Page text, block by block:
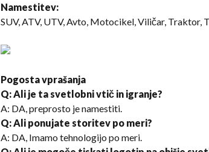
Namestitev:
SUV, ATV, UTV, Avto, Motocikel, Viličar, Traktor,
Pogosta vprašanja
Q: Ali je ta svetlobni vtič in igranje?
A: DA, preprosto je namestiti.
Q: Ali ponujate storitev po meri?
A: DA, Imamo tehnologijo po meri.